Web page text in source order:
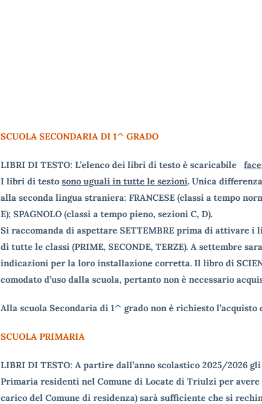
SCUOLA SECONDARIA DI 1^ GRADO
LIBRI DI TESTO: L’elenco dei libri di testo è scaricabile
I libri di testo sono uguali in tutte le sezioni. Unica
alla seconda lingua straniera: FRANCESE (classi a tempo
E); SPAGNOLO (classi a tempo pieno, sezioni C, D).
Si raccomanda di aspettare SETTEMBRE prima di attivare
di tutte le classi (PRIME, SECONDE, TERZE). A settembre
indicazioni per la loro installazione corretta. Il libro di
comodato d’uso dalla scuola, pertanto non è necessario
Alla scuola Secondaria di 1^ grado non è richiesto l’acquisto
SCUOLA PRIMARIA
LIBRI DI TESTO: A partire dall’anno scolastico 2025/2026
Primaria residenti nel Comune di Locate di Triulzi per avere
carico del Comune di residenza) sarà sufficiente che si